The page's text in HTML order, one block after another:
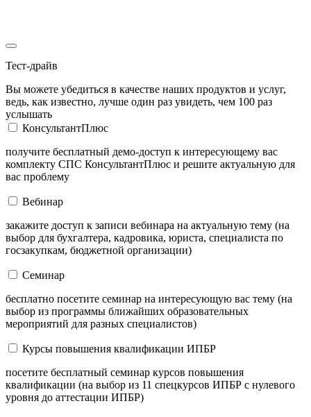
Тест-драйв
Вы можете убедиться в качестве наших продуктов и услуг,
ведь, как известно, лучше один раз увидеть, чем 100 раз
услышать
КонсультантПлюс
получите бесплатный демо-доступ к интересующему вас
комплекту СПС КонсультантПлюс и решите актуальную для
вас проблему
Вебинар
закажите доступ к записи вебинара на актуальную тему (на
выбор для бухгалтера, кадровика, юриста, специалиста по
госзакупкам, бюджетной организации)
Семинар
бесплатно посетите семинар на интересующую вас тему (на
выбор из программы ближайших образовательных
мероприятий для разных специалистов)
Курсы повышения квалификации ИПБР
посетите бесплатный семинар курсов повышения
квалификации (на выбор из 11 спецкурсов ИПБР с нулевого
уровня до аттестации ИПБР)